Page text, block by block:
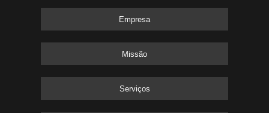
Empresa
Missão
Serviços